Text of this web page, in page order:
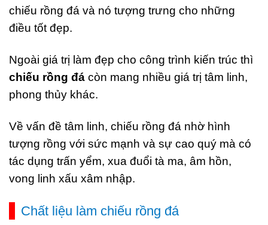
chiếu rồng đá và nó tượng trưng cho những
điều tốt đẹp.
Ngoài giá trị làm đẹp cho công trình kiến trúc thì
chiếu rồng đá còn mang nhiều giá trị tâm linh,
phong thủy khác.
Về vấn đề tâm linh, chiếu rồng đá nhờ hình
tượng rồng với sức mạnh và sự cao quý mà có
tác dụng trấn yểm, xua đuổi tà ma, âm hồn,
vong linh xấu xâm nhập.
Chất liệu làm chiếu rồng đá